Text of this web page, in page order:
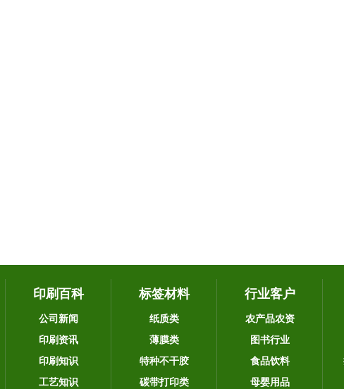
印刷百科
公司新闻
印刷资讯
印刷知识
工艺知识
标签材料
纸质类
薄膜类
特种不干胶
碳带打印类
行业客户
农产品农资
图书行业
食品饮料
母婴用品